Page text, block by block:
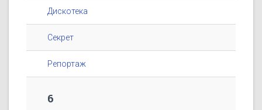
Дискотека
Секрет
Репортаж
6